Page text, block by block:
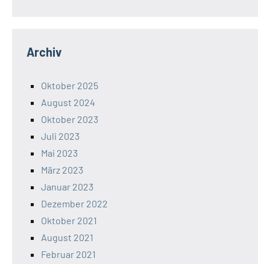
Archiv
Oktober 2025
August 2024
Oktober 2023
Juli 2023
Mai 2023
März 2023
Januar 2023
Dezember 2022
Oktober 2021
August 2021
Februar 2021